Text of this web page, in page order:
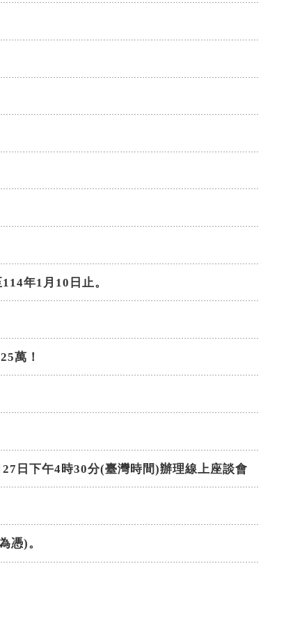
年1月10日止。
萬！
日下午4時30分(臺灣時間)辦理線上座談會
憑)。